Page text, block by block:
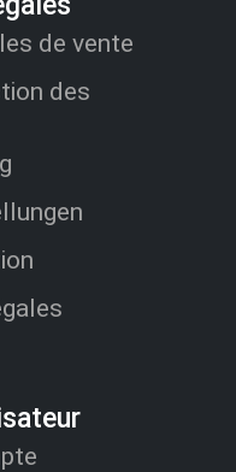
de vente
des